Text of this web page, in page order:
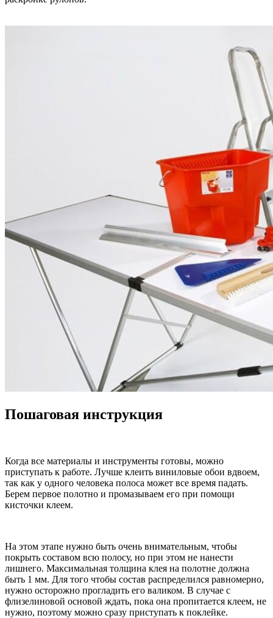
Пошаговая инструкция
Когда все материалы и инструменты готовы, можно
приступать к работе. Лучше клеить виниловые обои вдвоем,
так как у одного человека полоса может все время падать.
Берем первое полотно и промазываем его при помощи
кисточки клеем.
На этом этапе нужно быть очень внимательным, чтобы
покрыть составом всю полосу, но при этом не нанести
лишнего. Максимальная толщина клея на полотне должна
быть 1 мм. Для того чтобы состав распределился равномерно,
нужно осторожно прогладить его валиком. В случае с
флизелиновой основой ждать, пока она пропитается клеем, не
нужно, поэтому можно сразу приступать к поклейке.